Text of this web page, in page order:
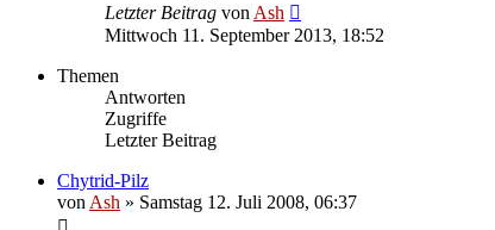
Letzter Beitrag von Ash
Mittwoch 11. September 2013, 18:52
Themen
Antworten
Zugriffe
Letzter Beitrag
Chytrid-Pilz
von Ash » Samstag 12. Juli 2008, 06:37